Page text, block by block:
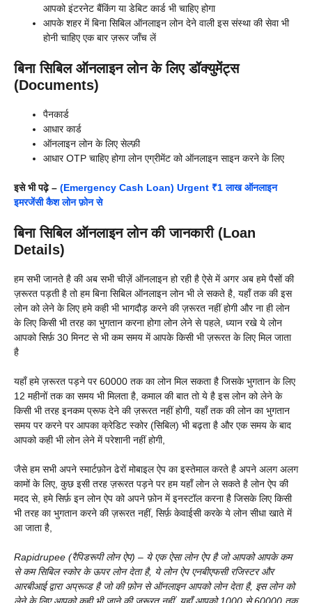
आपको इंटरनेट बैंकिंग या डेबिट कार्ड भी चाहिए होगा
आपके शहर में बिना सिबिल ऑनलाइन लोन देने वाली इस संस्था की सेवा भी
होनी चाहिए एक बार ज़रूर जाँच लें
बिना सिबिल ऑनलाइन लोन के लिए डॉक्युमेंट्स
(Documents)
पैनकार्ड
आधार कार्ड
ऑनलाइन लोन के लिए सेल्फ़ी
आधार OTP चाहिए होगा लोन एग्रीमेंट को ऑनलाइन साइन करने के लिए
इसे भी पढ़े – (Emergency Cash Loan) Urgent ₹1 लाख ऑनलाइन
इमरजेंसी कैश लोन फ़ोन से
बिना सिबिल ऑनलाइन लोन की जानकारी (Loan
Details)
हम सभी जानते है की अब सभी चीज़ें ऑनलाइन हो रही है ऐसे में अगर अब हमे पैसों की
ज़रूरत पड़ती है तो हम बिना सिबिल ऑनलाइन लोन भी ले सकते है, यहाँ तक की इस
लोन को लेने के लिए हमे कही भी भागदौड़ करने की ज़रूरत नहीं होगी और ना ही लोन
के लिए किसी भी तरह का भुगतान करना होगा लोन लेने से पहले, ध्यान रखे ये लोन
आपको सिर्फ़ 30 मिनट से भी कम समय में आपके किसी भी ज़रूरत के लिए मिल जाता
है
यहाँ हमे ज़रूरत पड़ने पर 60000 तक का लोन मिल सकता है जिसके भुगतान के लिए
12 महीनों तक का समय भी मिलता है, कमाल की बात तो ये है इस लोन को लेने के
किसी भी तरह इनकम प्रूफ देने की ज़रूरत नहीं होगी, यहाँ तक की लोन का भुगतान
समय पर करने पर आपका क्रेडिट स्कोर (सिबिल) भी बढ़ता है और एक समय के बाद
आपको कही भी लोन लेने में परेशानी नहीं होगी,
जैसे हम सभी अपने स्मार्टफ़ोन ढेरों मोबाइल ऐप का इस्तेमाल करते है अपने अलग अलग
कामों के लिए, कुछ इसी तरह ज़रूरत पड़ने पर हम यहाँ लोन ले सकते है लोन ऐप की
मदद से, हमे सिर्फ़ इन लोन ऐप को अपने फ़ोन में इनस्टॉल करना है जिसके लिए किसी
भी तरह का भुगतान करने की ज़रूरत नहीं, सिर्फ़ केवाईसी करके ये लोन सीधा खाते में
आ जाता है,
Rapidrupee (रैपिडरूपी लोन ऐप) – ये एक ऐसा लोन ऐप है जो आपको आपके कम
से कम सिबिल स्कोर के ऊपर लोन देता है, ये लोन ऐप एनबीएफसी रजिस्टर और
आरबीआई द्वारा अप्रूव्ड है जो की फ़ोन से ऑनलाइन आपको लोन देता है, इस लोन को